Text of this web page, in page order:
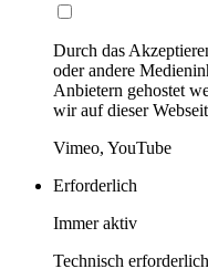
Durch das
oder andere
Anbietern gehostet
wir auf dieser
Vimeo, YouTube
Erforderlich
Immer aktiv
Technisch